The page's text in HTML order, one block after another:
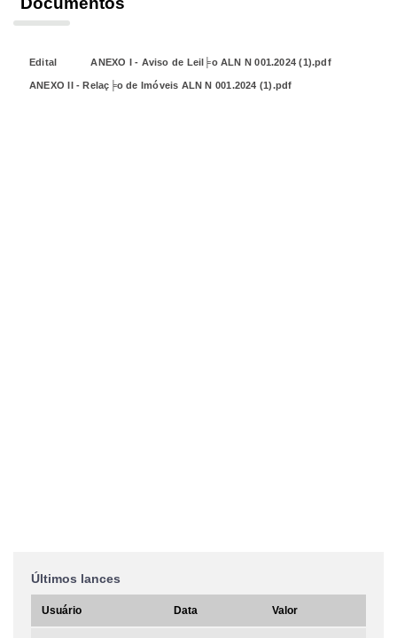
Edital ANEXO I - Aviso de Leil╞o ALN N 001.2024 (1).pdf
ANEXO II - Relaç╞o de Imóveis ALN N 001.2024 (1).pdf
Últimos lances
Usuário Data Valor